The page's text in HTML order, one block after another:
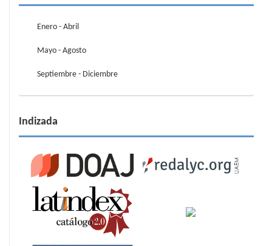
Enero - Abril
Mayo - Agosto
Septiembre - Diciembre
Indizada